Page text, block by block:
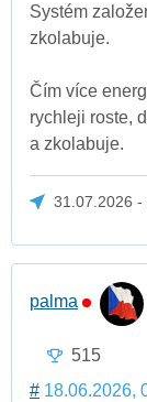
Systém
zkolabuje.
Čím více
rychleji roste,
a zkolabuje.
31.07.2026 -
palma
515
# 18.06.2026,